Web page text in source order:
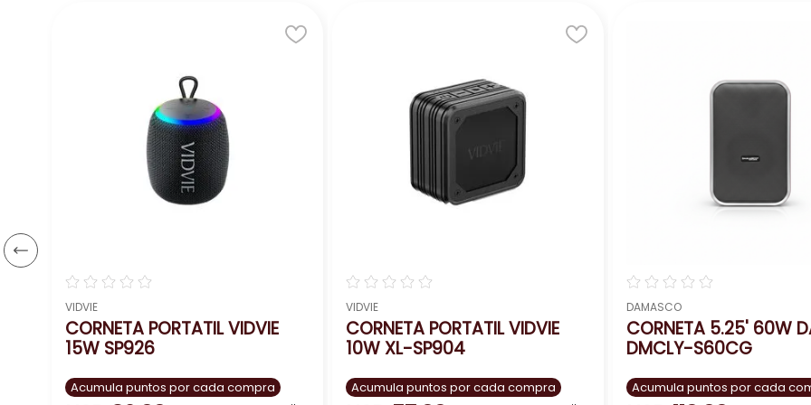
Potencia y Sonido:
Esta corneta de 12 pulgadas ofrece un sonido potente y de alta calidad, ideal
Diseñada para llenar espacios amplios con un sonido claro y envolvente.
Conectividad y Versatilidad:
Conectividad Bluetooth 5.0 para reproducción inalámbrica desde
Entradas USB, TF y AUX para diversas opciones de reproducción.
Entrada para micrófono con cable.
☆☆☆☆☆
VIDVIE
CORNETA PORTATIL VIDVIE
15W SP926
Acumula puntos por cada compra
☆☆☆☆☆
VIDVIE
CORNETA PORTATIL VIDVIE
10W XL-SP904
Acumula puntos por cada compra
☆☆☆☆☆
DAMASCO
CORNETA 5.25' 60W
DMCLY-S60CG
Acumula puntos por cada